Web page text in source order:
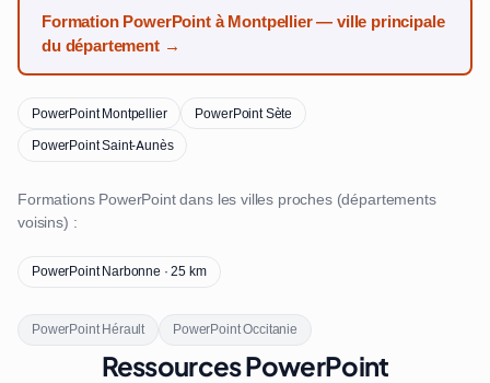
Formation PowerPoint à Montpellier — ville principale
du département →
PowerPoint Montpellier
PowerPoint Sète
PowerPoint Saint-Aunès
Formations PowerPoint dans les villes proches (départements
voisins) :
PowerPoint Narbonne · 25 km
PowerPoint Hérault PowerPoint Occitanie
Ressources PowerPoint